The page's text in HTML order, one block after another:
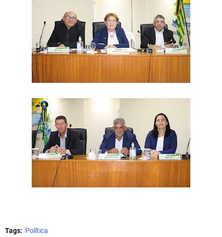
Tags: Política